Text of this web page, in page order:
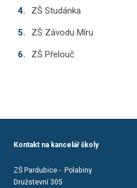
ZŠ Studánka
ZŠ Závodu Míru
ZŠ Přelouč
Kontakt na kancelář školy
ZŠ Pardubice - Polabiny
Družstevní 305